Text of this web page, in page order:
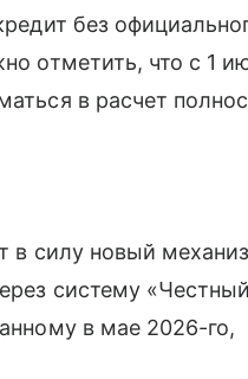
без
отметить, что с 1
в расчет
в силу новый
систему
в мае 2026-го,